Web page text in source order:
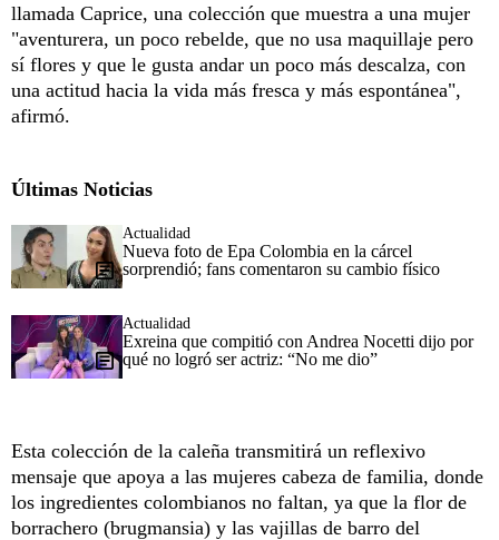
llamada Caprice, una colección que muestra a una mujer
"aventurera, un poco rebelde, que no usa maquillaje pero
sí flores y que le gusta andar un poco más descalza, con
una actitud hacia la vida más fresca y más espontánea",
afirmó.
Últimas Noticias
Actualidad
Nueva foto de Epa Colombia en la cárcel
sorprendió; fans comentaron su cambio físico
Actualidad
Exreina que compitió con Andrea Nocetti dijo por
qué no logró ser actriz: “No me dio”
Esta colección de la caleña transmitirá un reflexivo
mensaje que apoya a las mujeres cabeza de familia, donde
los ingredientes colombianos no faltan, ya que la flor de
borrachero (brugmansia) y las vajillas de barro del